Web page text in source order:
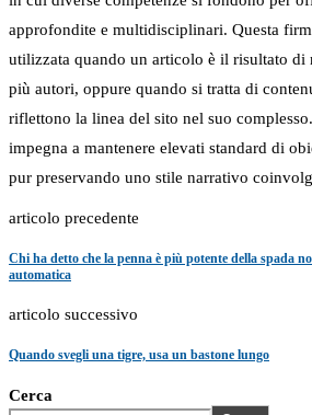
approfondite e multidisciplinari. Questa
utilizzata quando un articolo è il risultato di
più autori, oppure quando si tratta di
riflettono la linea del sito nel suo
impegna a mantenere elevati standard di
pur preservando uno stile narrativo
articolo precedente
Chi ha detto che la penna è più potente della spada
automatica
articolo successivo
Quando svegli una tigre, usa un bastone lungo
Cerca